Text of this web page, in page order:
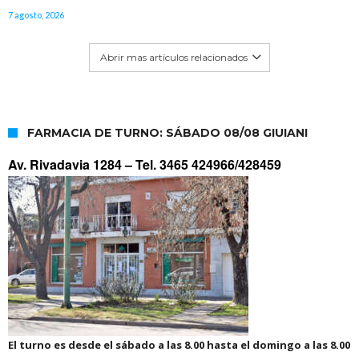
7 agosto, 2026
Abrir mas artículos relacionados
FARMACIA DE TURNO: SÁBADO 08/08 GIUIANI
Av. Rivadavia 1284 –Tel. 3465 424966/428459
El turno es desde el sábado a las 8.00 hasta el domingo a las 8.00